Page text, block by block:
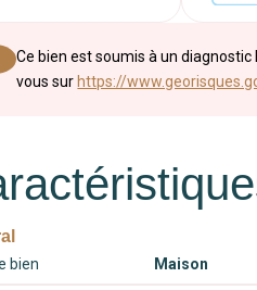
Ce bien est soumis à un
vous sur https://
bien Maison